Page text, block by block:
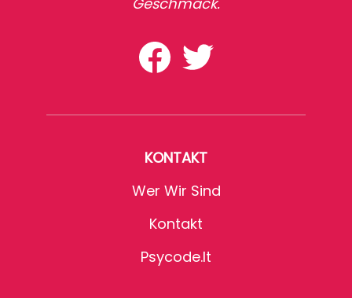
KONTAKT
Wer Wir Sind
Kontakt
Psycode.it